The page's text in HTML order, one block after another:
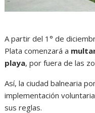
A partir del 1° de
Plata comenzará a
playa, por fuera de las
Así, la ciudad balnearia
implementación
sus reglas.